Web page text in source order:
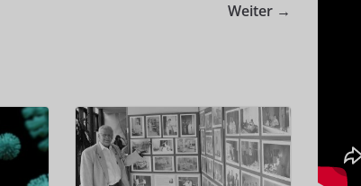
Weiter →